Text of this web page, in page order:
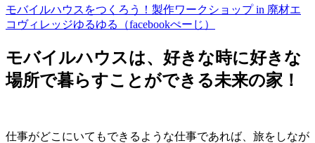
モバイルハウスをつくろう！製作ワークショップ in 廃材エ
コヴィレッジゆるゆる（facebookぺーじ）
モバイルハウスは、好きな時に好きな
場所で暮らすことができる未来の家！
仕事がどこにいてもできるような仕事であれば、旅をしなが